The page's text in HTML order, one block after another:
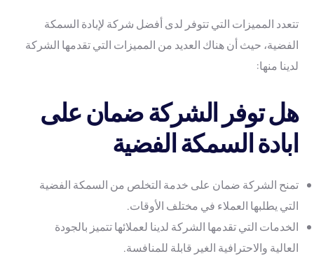
تتعدد المميزات التي تتوفر لدى أفضل شركة لإبادة السمكة
الفضية، حيث أن هناك العديد من المميزات التي تقدمها الشركة
لدينا منها:
هل توفر الشركة ضمان على
ابادة السمكة الفضية
تمنح الشركة ضمان على خدمة التخلص من السمكة الفضية
التي يطلبها العملاء في مختلف الأوقات.
الخدمات التي تقدمها الشركة لدينا لعملائها تتميز بالجودة
العالية والاحترافية الغير قابلة للمنافسة.